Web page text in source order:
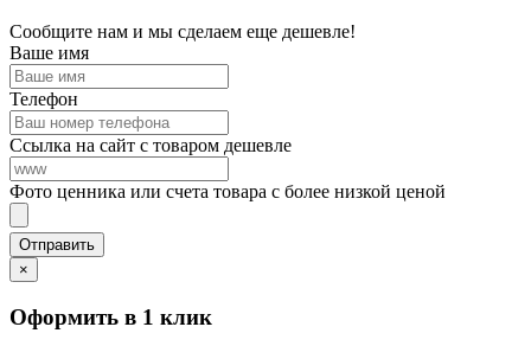
Сообщите нам и мы сделаем еще дешевле!
Ваше имя
Телефон
Ссылка на сайт с товаром дешевле
Фото ценника или счета товара с более низкой ценой
×
Оформить в 1 клик